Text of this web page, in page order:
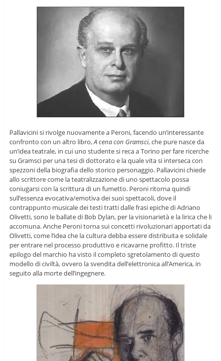
Pallavicini si rivolge nuovamente a Peroni, facendo un’interessante
confronto con un altro libro,A cena con Gramsci, che pure nasce da
un’idea teatrale, in cui uno studente si reca a Torino per fare ricerche
su Gramsci per una tesi di dottorato e la quale vita si interseca con
spezzoni della biografia dello storico personaggio. Pallavicini chiede
allo scrittore come la teatralizzazione di uno spettacolo possa
coniugarsi con la scrittura di un fumetto. Peroni ritorna quindi
sull’essenza evocativa/emotiva dei suoi spettacoli, dove il
contrappunto musicale dei testi tratti dalle frasi epiche di Adriano
Olivetti, sono le ballate di Bob Dylan, per la visionarietà e la lirica che li
accomuna. Anche Peroni torna sui concetti rivoluzionari apportati da
Olivetti, come l’idea che la cultura debba essere distribuita e solidale
per entrare nel processo produttivo e ricavarne profitto. Il triste
epilogo del marchio ha visto il completo sgretolamento di questo
modello di civiltà, ovvero la svendita dell’elettronica all’America, in
seguito alla morte dell’ingegnere.